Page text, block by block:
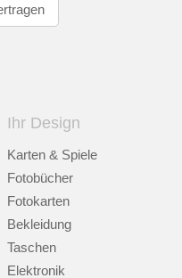
Ihr Design
Karten & Spiele
Fotobücher
Fotokarten
Bekleidung
Taschen
Elektronik